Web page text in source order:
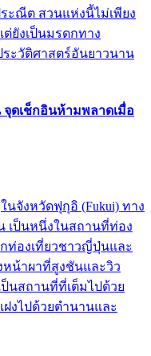
ะณีต สวนแห่งนี้ไม่เพียง
ยังเป็นมรดกทาง
ะวัติศาสตร์อันยาวนาน
จุดเช็กอินห้ามพลาดเมื่อ
นจังหวัดฟุกุอิ (Fukui) ทาง
เป็นหนึ่งในสถานที่ท่อง
ท่องเที่ยวชาวญี่ปุ่นและ
หน้าผาที่สูงชันและวิว
นสถานที่ที่เต็มไปด้วย
งไปด้วยตำนานและ